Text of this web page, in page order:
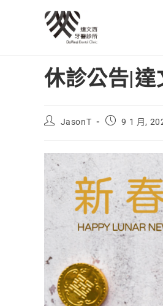
休診公告|
JasonT 9 1 月,